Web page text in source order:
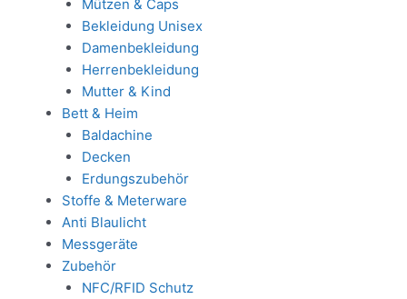
Mützen & Caps
Bekleidung Unisex
Damenbekleidung
Herrenbekleidung
Mutter & Kind
Bett & Heim
Baldachine
Decken
Erdungszubehör
Stoffe & Meterware
Anti Blaulicht
Messgeräte
Zubehör
NFC/RFID Schutz